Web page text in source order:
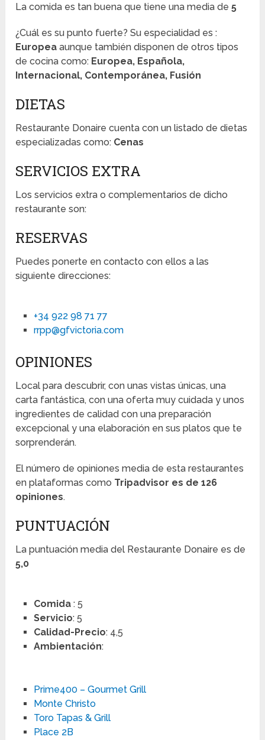
La comida es tan buena que tiene una media de5
¿Cuál es su punto fuerte? Su especialidad es :
Europeaaunque también disponen de otros tipos
de cocina como: Europea, Española,
Internacional, Contemporánea, Fusión
DIETAS
Restaurante Donaire cuenta con un listado de dietas
especializadas como: Cenas
SERVICIOS EXTRA
Los servicios extra o complementarios de dicho
restaurante son:
RESERVAS
Puedes ponerte en contacto con ellos a las
siguiente direcciones:
+34 922 98 71 77
rrpp@gfvictoria.com
OPINIONES
Local para descubrir, con unas vistas únicas, una
carta fantástica, con una oferta muy cuidada y unos
ingredientes de calidad con una preparación
excepcional y una elaboración en sus platos que te
sorprenderán.
El número de opiniones media de esta restaurantes
en plataformas como Tripadvisor es de 126
opiniones.
PUNTUACIÓN
La puntuación media del Restaurante Donaire es de
5,0
Comida: 5
Servicio: 5
Calidad-Precio: 4,5
Ambientación:
Prime400 – Gourmet Grill
Monte Christo
Toro Tapas & Grill
Place 2B